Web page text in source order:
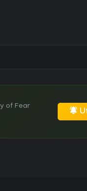
of Fear